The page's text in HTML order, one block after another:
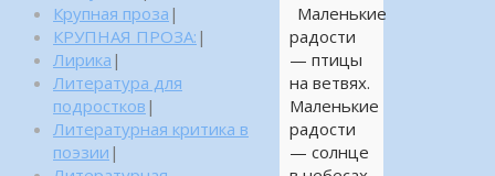
Маленькие
радости
— птицы
на ветвях.
Маленькие
радости
— солнце
Крупная проза |
КРУПНАЯ ПРОЗА: |
Лирика |
Литература для
подростков |
Литературная критика в
поэзии |